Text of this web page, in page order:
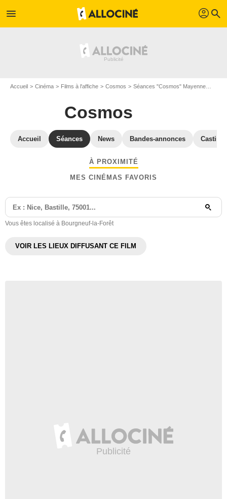
menu profil search
Accueil Cinéma Films à l'affiche Cosmos Séances "Cosmos" Mayenne
Cosmos
Accueil Séances News Bandes-annonces Casting
À PROXIMITÉ
MES CINÉMAS FAVORIS
Vous êtes localisé à Bourgneuf-la-Forêt
VOIR LES LIEUX DIFFUSANT CE FILM